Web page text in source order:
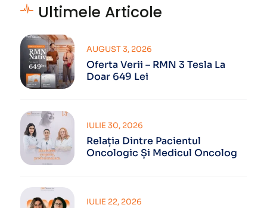
Ultimele Articole
Oferta Verii – RMN 3 Tesla La
Doar 649 Lei
AUGUST 3, 2026
Relația Dintre Pacientul
Oncologic Și Medicul Oncolog
IULIE 30, 2026
IULIE 22, 2026